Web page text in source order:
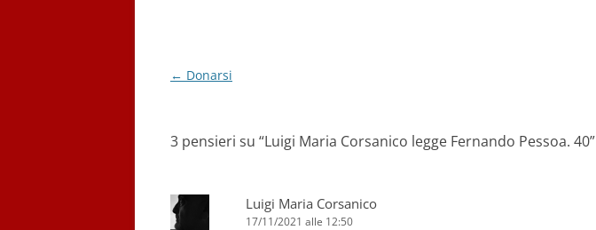
Navigazione
← Donarsi
3 pensieri su “Luigi Maria Corsanico legge Fernando Pessoa. 40”
Luigi Maria Corsanico
17/11/2021 alle 12:50